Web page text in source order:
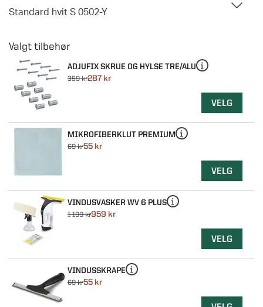
Standard hvit S 0502-Y
ADJUFIX SKRUE OG HYLSE TRE/ALU
359 kr287 kr
VELG
MIKROFIBERKLUT PREMIUM
69 kr55 kr
VELG
VINDUSVASKER WV 6 PLUS
1 199 kr959 kr
VELG
VINDUSSKRAPE
69 kr55 kr